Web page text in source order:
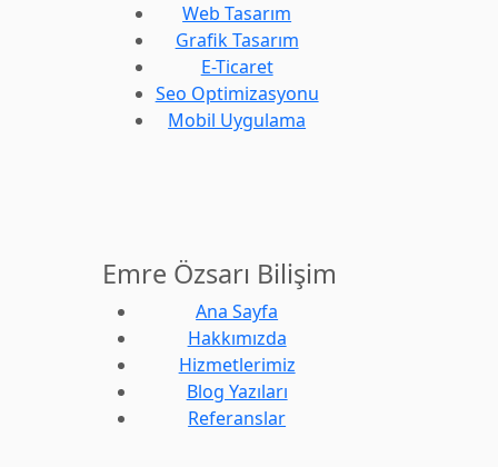
Web Tasarım
Grafik Tasarım
E-Ticaret
Seo Optimizasyonu
Mobil Uygulama
Emre Özsarı Bilişim
Ana Sayfa
Hakkımızda
Hizmetlerimiz
Blog Yazıları
Referanslar